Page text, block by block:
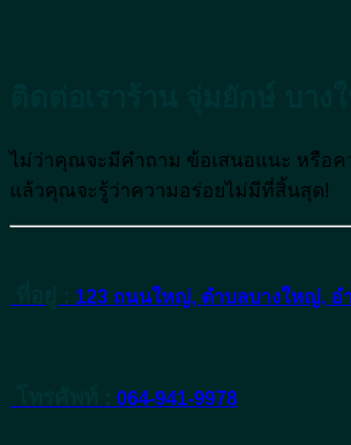
ไม่ว่าคุณจะมีคำถาม ข้อเสนอแนะ หรือ
แล้วคุณจะรู้ว่าความอร่อยไม่มีที่สิ้นสุด!
123 ถนนใหญ่, ตำบลบางใหญ่, อ
064-941-9978